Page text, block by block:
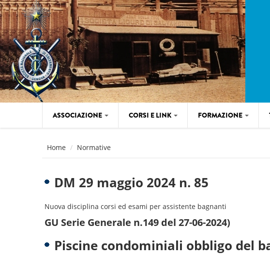
Salta al contenuto principale
ASSOCIAZIONE CORSI E LINK FORMAZIONE
Home Normative
DM 29 maggio 2024 n. 85
Nuova disciplina corsi ed esami per assistente bagnanti
GU Serie Generale n.149 del 27-06-2024)
Piscine condominiali obbligo del